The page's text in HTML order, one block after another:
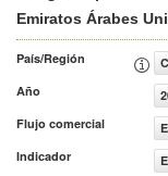
Emiratos Árabes
País/Región
Año
Flujo comercial
Indicador